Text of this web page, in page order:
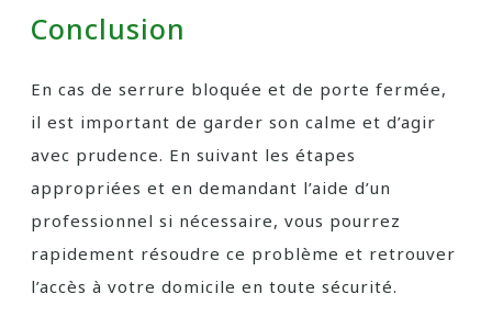
Conclusion
En cas de serrure bloquée et de porte fermée,
il est important de garder son calme et d’agir
avec prudence. En suivant les étapes
appropriées et en demandant l’aide d’un
professionnel si nécessaire, vous pourrez
rapidement résoudre ce problème et retrouver
l’accès à votre domicile en toute sécurité.